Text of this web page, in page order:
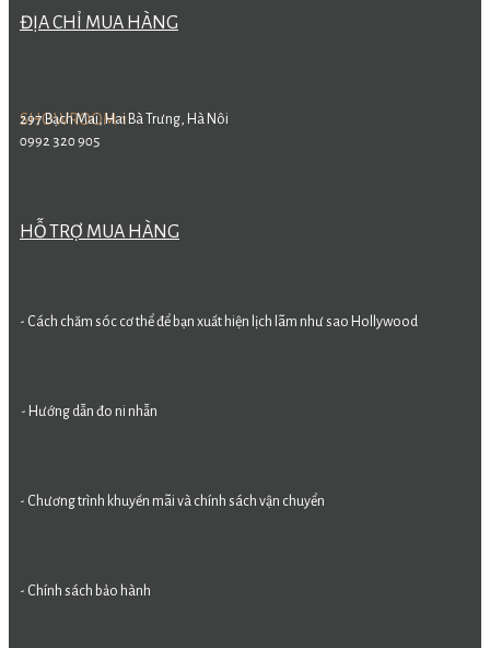
ĐỊA CHỈ MUA HÀNG
SHOWROOM 1
297 Bạch Mai, Hai Bà Trưng, Hà Nôi
0992 320 905
HỖ TRỢ MUA HÀNG
- Cách chăm sóc cơ thể để bạn xuất hiện lịch lãm như sao Hollywood
- Hướng dẫn đo ni nhẫn
- Chính sách bảo hành
- Chương trình khuyến mãi và chính sách vận chuyển